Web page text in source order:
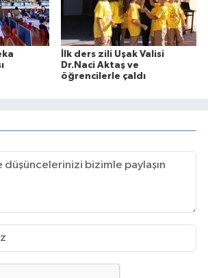
İlk ders zili Uşak Valisi
Dr.Naci Aktaş ve
öğrencilerle çaldı